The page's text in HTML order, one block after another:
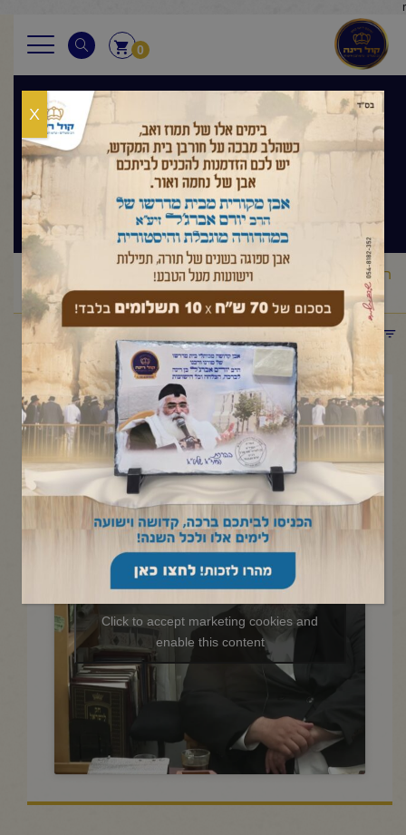
r
0
בגובה העיניים
הלכה ותניא יומי
ראשי בגובה העיניים הלכה ותניא יומי
החיד"א-
שיעור תניא יומי ובגובה העיניים-א' תמוז תשפ"ו
תפריט קטגוריות
החיד"א- שיעור תניא יומי ובגובה
העיניים-א' תמוז תשפ"ו
יולי 7, 2026
Click to accept marketing cookies and
enable this content
X